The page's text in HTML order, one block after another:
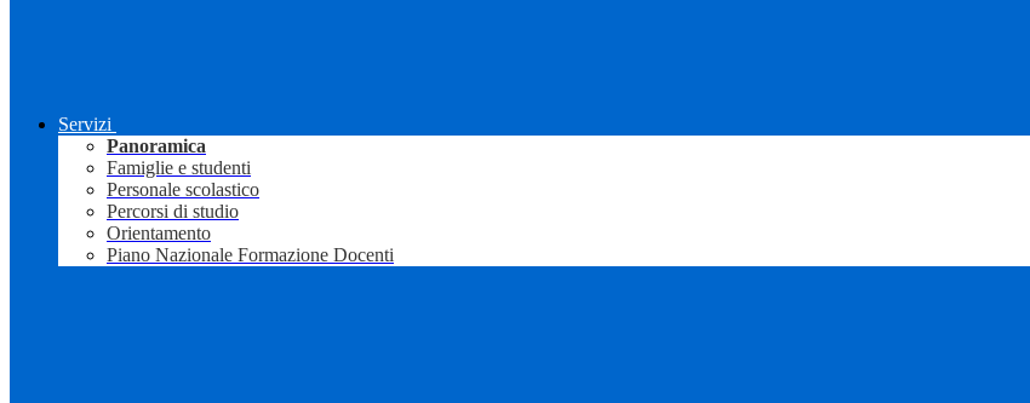
Servizi
Panoramica
Famiglie e studenti
Personale scolastico
Percorsi di studio
Orientamento
Piano Nazionale Formazione Docenti